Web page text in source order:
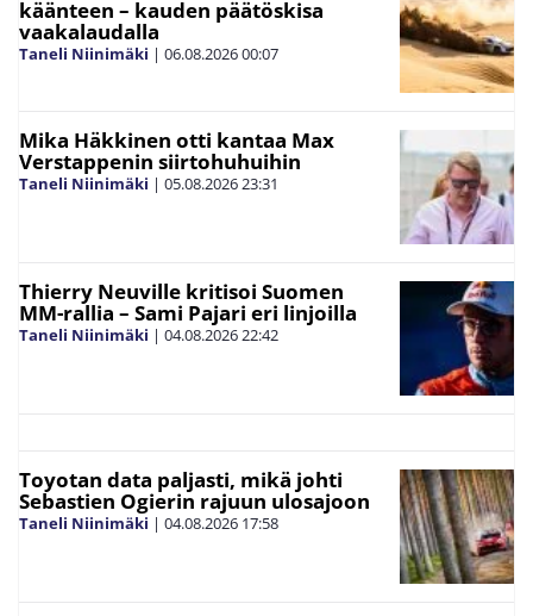
käänteen – kauden päätöskisa
vaakalaudalla
Taneli Niinimäki | 06.08.202600:07
Mika Häkkinen otti kantaa Max
Verstappenin siirtohuhuihin
Taneli Niinimäki | 05.08.202623:31
Thierry Neuville kritisoi Suomen
MM-rallia – Sami Pajari eri linjoilla
Taneli Niinimäki | 04.08.202622:42
Toyotan data paljasti, mikä johti
Sebastien Ogierin rajuun ulosajoon
Taneli Niinimäki | 04.08.2026 17:58